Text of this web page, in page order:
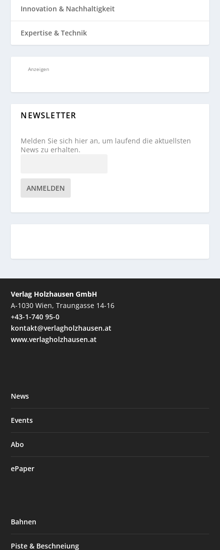
Innovation & Nachhaltigkeit
Expertise & Technik
Anzeigen
NEWSLETTER
Melden Sie sich hier an, um laufend die aktuellsten
News zu erhalten.
ANMELDEN
Verlag Holzhausen GmbH
A-1030 Wien, Traungasse 14-16
+43-1-740 95-0
kontakt@verlagholzhausen.at
www.verlagholzhausen.at
News
Events
Abo
ePaper
Bahnen
Piste & Beschneiung